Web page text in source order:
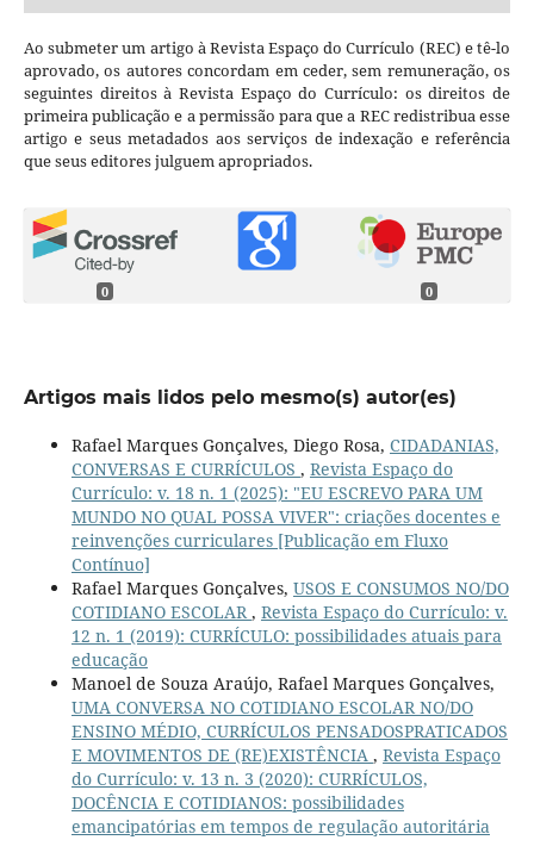
Ao submeter um artigo à Revista Espaço do Currículo (REC) e tê-lo
aprovado, os autores concordam em ceder, sem remuneração, os
seguintes direitos à Revista Espaço do Currículo: os direitos de
primeira publicação e a permissão para que a REC redistribua esse
artigo e seus metadados aos serviços de indexação e referência
que seus editores julguem apropriados.
0 0
Artigos mais lidos pelo mesmo(s) autor(es)
Rafael Marques Gonçalves, Diego Rosa, CIDADANIAS,
CONVERSAS E CURRÍCULOS , Revista Espaço do
Currículo: v. 18 n. 1 (2025): "EU ESCREVO PARA UM
MUNDO NO QUAL POSSA VIVER": criações docentes e
reinvenções curriculares [Publicação em Fluxo
Contínuo]
Rafael Marques Gonçalves, USOS E CONSUMOS NO/DO
COTIDIANO ESCOLAR , Revista Espaço do Currículo: v.
12 n. 1 (2019): CURRÍCULO: possibilidades atuais para
educação
Manoel de Souza Araújo, Rafael Marques Gonçalves,
UMA CONVERSA NO COTIDIANO ESCOLAR NO/DO
ENSINO MÉDIO, CURRÍCULOS PENSADOSPRATICADOS
E MOVIMENTOS DE (RE)EXISTÊNCIA , Revista Espaço
do Currículo: v. 13 n. 3 (2020): CURRÍCULOS,
DOCÊNCIA E COTIDIANOS: possibilidades
emancipatórias em tempos de regulação autoritária